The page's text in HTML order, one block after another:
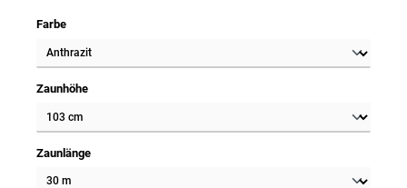
Farbe
Zaunhöhe
Zaunlänge